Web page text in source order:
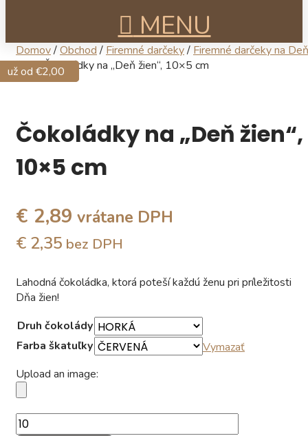
MENU
Domov/Obchod / Firemné darčeky/ Firemné darčeky na Deň
žien/ Čokoládky na „Deň žien“, 10×5 cm
Čokoládky na „Deň žien“,
10×5 cm
€ 2,89 vrátane DPH
€ 2,35 bez DPH
Lahodná čokoládka, ktorá poteší každú ženu pri príležitosti
Dňa žien!
Druh čokolády
Farba škatuľky
Vymazať
Upload an image:
množstvo
už od €15,40
už od €15,40
už od €2,00